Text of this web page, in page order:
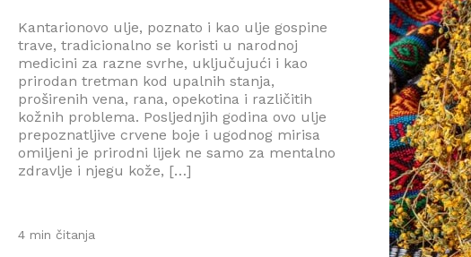
Kantarionovo ulje, poznato i kao ulje gospine
trave, tradicionalno se koristi u narodnoj
medicini za razne svrhe, uključujući i kao
prirodan tretman kod upalnih stanja,
proširenih vena, rana, opekotina i različitih
kožnih problema. Posljednjih godina ovo ulje
prepoznatljive crvene boje i ugodnog mirisa
omiljeni je prirodni lijek ne samo za mentalno
zdravlje i njegu kože, […]
4 min čitanja